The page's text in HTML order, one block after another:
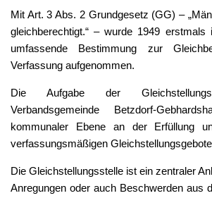
Mit Art. 3 Abs. 2 Grundgesetz (GG) –
gleichberechtigt.“ – wurde 1949 erstmals
umfassende Bestimmung zur
Verfassung aufgenommen.
Die Aufgabe der
Verbandsgemeinde Betzdorf-
kommunaler Ebene an der Erfüllung
verfassungsmäßigen
Die Gleichstellungsstelle ist ein zentraler
Anregungen oder auch Beschwerden aus